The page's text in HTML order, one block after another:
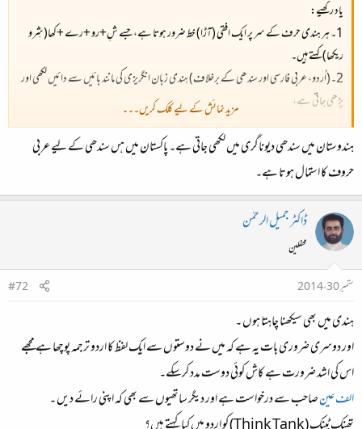
یاد رکھیے:
1۔ ہر ہندی حرف کے سر پر ایک افقی (آڑا) خط ضرور ہوتا ہے، جسے شِ+رو +رے +کھا(شِرو
ریکھا) کہتے ہیں۔
2۔(اُردو، عربی فارسی اور سندھی کے برخلاف) ہندی زبان انگریزی کی مانند بائیں سے دائیں لکھی اور
پڑھی جاتی ہے،
3۔ اردو حروف تہجی میں حروف کی ترتیب کی بنیاد تحریری مماثلت ہے جب کہ ہندی حروف تہجی میں
حروف کی ترتیب کی بنیاد صوتی مماثلت ہے۔
یعنی ہم مخرج یا قریبی مخرج اصوات ظاہر کرنے والے حروف ایک ہی زمرے میں رکھے جاتے ہیں۔
مزید نمائش کے لیے کلک کریں۔۔۔
ہندوستان میں سندھی دیوناگری میں لکھی جاتی ہے۔ پاکستان میں ہں سندھی کے لیے عربی
حروف کا استمال ہوتا ہے۔
ڈاکٹر جمیل الرحمٰن
محفلین
ستمبر 30، 2014
#72
ہندی میں بھی سیکھنا چاہتا ہوں ۔
اور دوسری ضروری بات یہ ہے کہ میں نے دوستوں سے ایک لفظ کا اردو ترجمہ پوچھا ہے مجھے
اس کی اشد ضرورت ہے کاش کوئی دوست مدد کرسکے۔
الف عینصاحب سے درخواست ہے اور دیگر ساتھیوں سے بھی کہ اپنی رائے دیں ۔